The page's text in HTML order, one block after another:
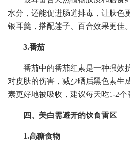
水分，还能促进肠道排毒，让肤色
银耳羹，搭配莲子、百合效果更佳。
3.番茄
番茄中的番茄红素是一种强效
对皮肤的伤害，减少晒后黑色素生
素更好地被吸收，建议每天吃1-2个
四、美白需避开的饮食雷区
1.高糖食物